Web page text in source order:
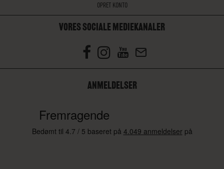
OPRET KONTO
VORES SOCIALE MEDIEKANALER
ANMELDELSER